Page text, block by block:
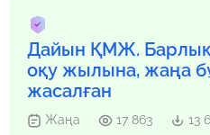
Дайын ҚМЖ.
оқу жылына, жаңа
жасалған
Жаңа 17 863
13